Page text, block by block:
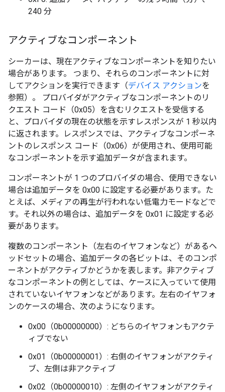
240 分
アクティブなコンポーネント
シーカーは、現在アクティブなコンポーネントを知りたい
場合があります。 つまり、それらのコンポーネントに対
してアクションを実行できます（デバイス アクションを
参照）。 プロバイダがアクティブなコンポーネントのリ
クエスト コード（0x05）を含むリクエストを受信する
と、プロバイダの現在の状態を示すレスポンスが 1 秒以内
に返されます。レスポンスでは、アクティブなコンポーネ
ントのレスポンス コード（0x06）が使用され、使用可能
なコンポーネントを示す追加データが含まれます。
コンポーネントが 1 つのプロバイダの場合、使用できない
場合は追加データを 0x00 に設定する必要があります。た
とえば、メディアの再生が行われない低電力モードなどで
す。それ以外の場合は、追加データを 0x01 に設定する必
要があります。
複数のコンポーネント（左右のイヤフォンなど）があるヘ
ッドセットの場合、追加データの各ビットは、そのコンポ
ーネントがアクティブかどうかを表します。非アクティブ
なコンポーネントの例としては、ケースに入っていて使用
されていないイヤフォンなどがあります。左右のイヤフォ
ンのケースの場合、次のようになります。
0x00（0b00000000）: どちらのイヤフォンもアクテ
ィブでない
0x01（0b00000001）: 右側のイヤフォンがアクティ
ブ、左側は非アクティブ
0x02（0b00000010）: 左側のイヤフォンがアクティ